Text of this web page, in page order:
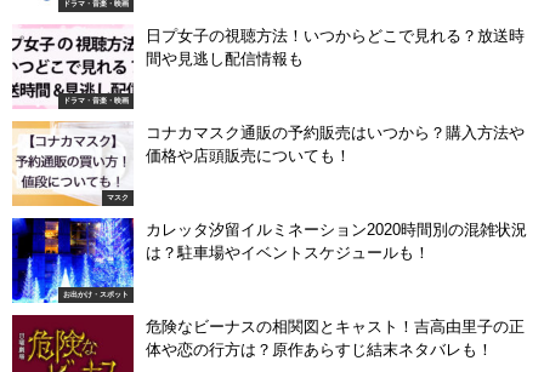
ドラマ・音楽・映画
ドラマ・音楽・映画
日プ女子の視聴方法！いつからどこで見れる？放送時
間や見逃し配信情報も
マスク
コナカマスク通販の予約販売はいつから？購入方法や
価格や店頭販売についても！
お出かけ・スポット
カレッタ汐留イルミネーション2020時間別の混雑状況
は？駐車場やイベントスケジュールも！
危険なビーナスの相関図とキャスト！吉高由里子の正
体や恋の行方は？原作あらすじ結末ネタバレも！